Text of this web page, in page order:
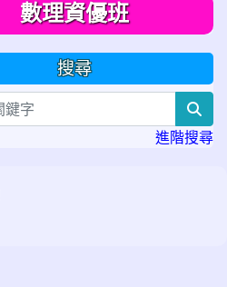
數理資優班
搜尋
進階搜尋